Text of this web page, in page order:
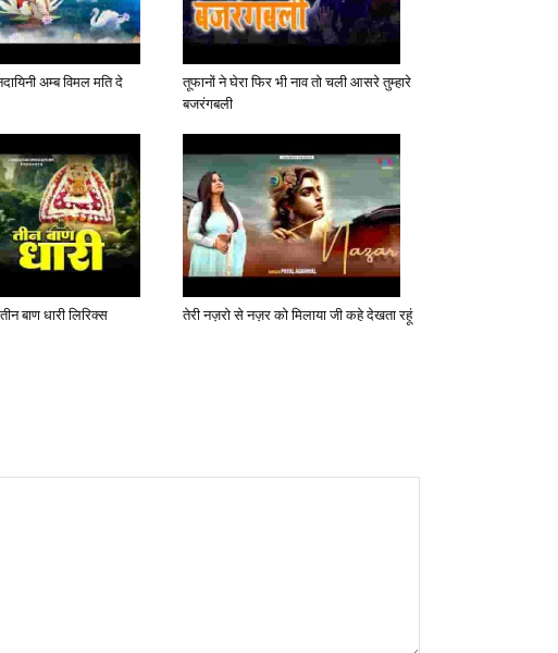
अम्ब विमल मति दे
तूफानों ने घेरा फिर भी नाव तो चली आसरे तुम्हारे
बजरंगबली
बाण धारी लिरिक्स तेरी नज़रो से नज़र को मिलाया जी कहे देखता रहूं